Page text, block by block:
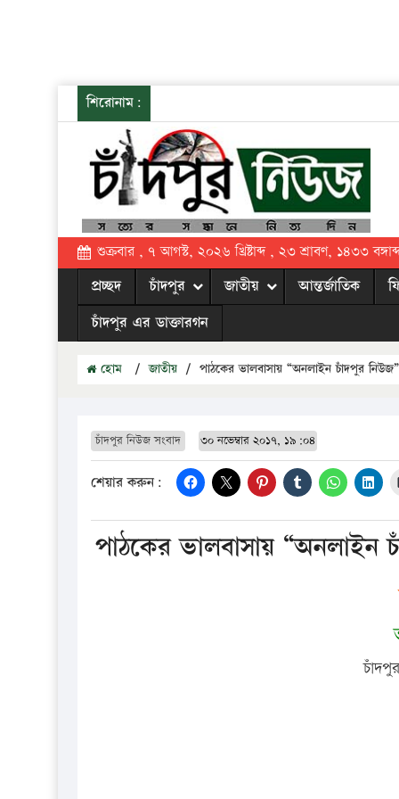
শিরোনাম:
শুক্রবার , ৭ আগস্ট, ২০২৬ খ্রিষ্টাব্দ , ২৩ শ্রাবণ, ১৪৩৩
প্রচ্ছদ চাঁদপুর জাতীয় আন্তর্জাতিক
চাঁদপুর এর ডাক্তারগন
হোম / জাতীয় / পাঠকের ভালবাসায় “অনলাইন চাঁদপুর
চাঁদপুর নিউজ সংবাদ ৩০ নভেম্বার ২০১৭, ১৯:০৪
শেয়ার করুন:
পাঠকের ভালবাসায় “অনলাইন